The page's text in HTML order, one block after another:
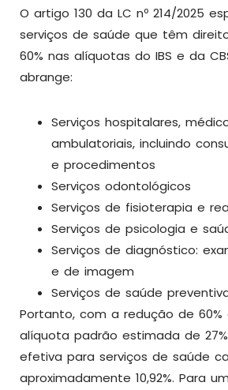
O artigo 130 da LC nº 214/2025
serviços de saúde que têm
60% nas alíquotas do IBS e da
abrange:
Serviços hospitalares,
ambulatoriais, incluindo
e procedimentos
Serviços odontológicos
Serviços de fisioterapia e
Serviços de psicologia e
Serviços de diagnóstico:
e de imagem
Serviços de saúde
Portanto, com a redução de
alíquota padrão estimada de
efetiva para serviços de saúde
aproximadamente 10,92%. Para